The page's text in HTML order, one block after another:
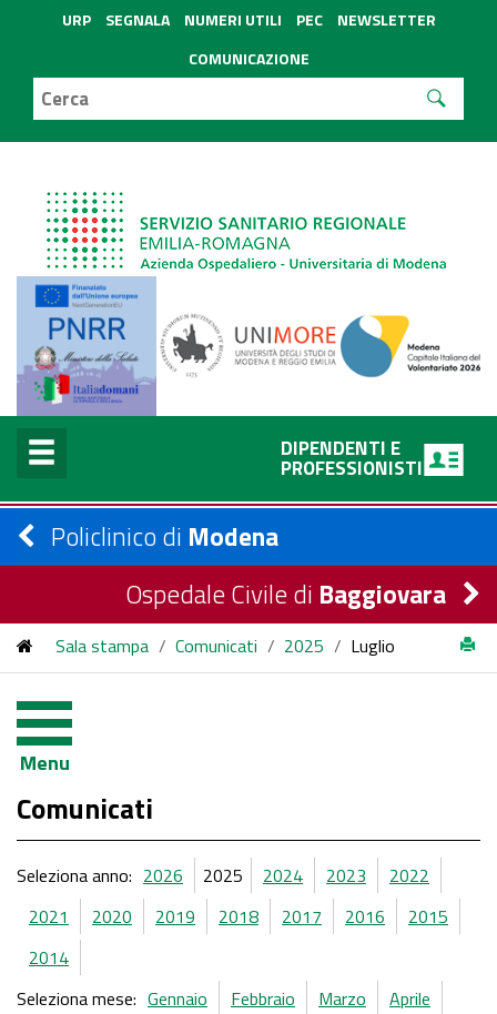
URP SEGNALA NUMERI UTILI PEC
NEWSLETTER
COMUNICAZIONE
DIPENDENTI E
PROFESSIONISTI
Policlinico di Modena
Ospedale Civile di Baggiovara
Sala stampa / Comunicati / 2025 / Luglio
Menu
Comunicati
Seleziona anno: 2026 2025 2024 2023
2022
2021
2020 2019 2018 2017 2016
2015
2014
Seleziona mese: Gennaio Febbraio Marzo
Aprile